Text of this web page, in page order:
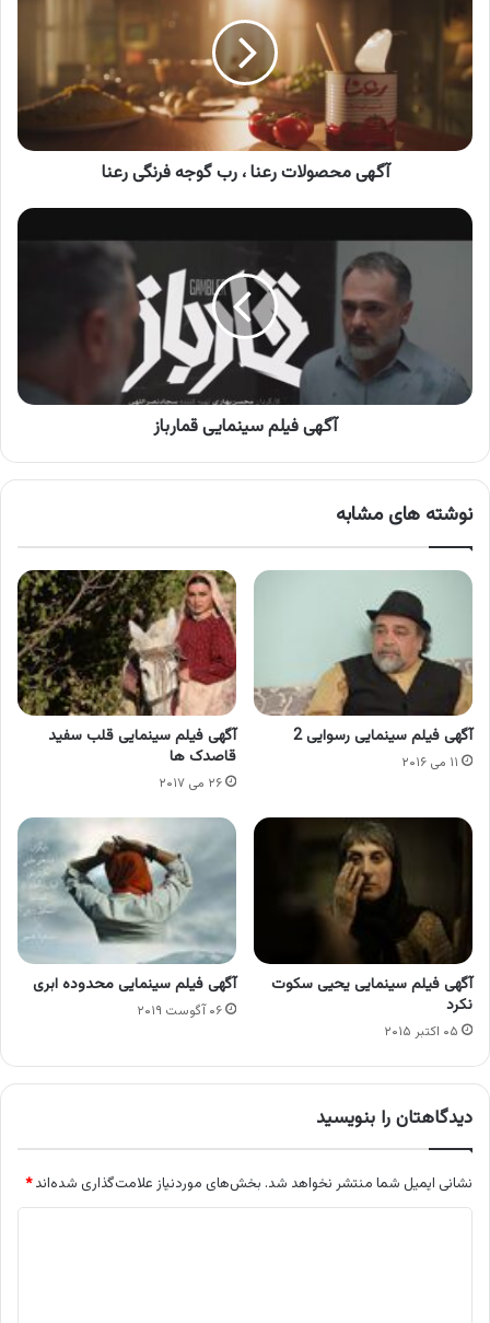
رب
گوجه
آگهی محصولات رعنا ، رب گوجه فرنگی رعنا
آگهی
فیلم
آگهی فیلم سینمایی قمارباز
نوشته های مشابه
آگهی فیلم سینمایی رسوایی 2
۱۱ می ۲۰۱۶
آگهی فیلم سینمایی قلب سفید
قاصدک ها
۲۶ می ۲۰۱۷
آگهی فیلم سینمایی یحیی سکوت
نکرد
۰۵ اکتبر ۲۰۱۵
آگهی فیلم سینمایی محدوده ابری
۰۶ آگوست ۲۰۱۹
دیدگاهتان را بنویسید
نشانی ایمیل شما منتشر نخواهد شد. بخش‌های موردنیاز علامت‌گذاری شده‌اند*